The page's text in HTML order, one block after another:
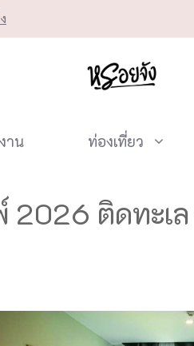
าน ท่องเที่ยว
2026 ติดทะเ